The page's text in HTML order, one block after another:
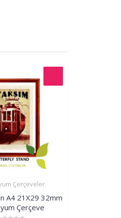
Çerçeveler
A4 21X29 32mm
Çerçeve